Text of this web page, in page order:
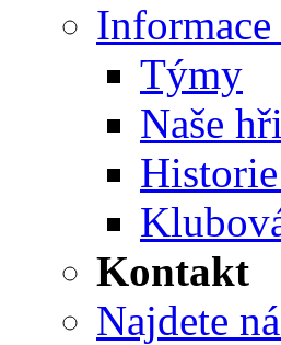
Týmy
Naše
Kontakt
Najdete